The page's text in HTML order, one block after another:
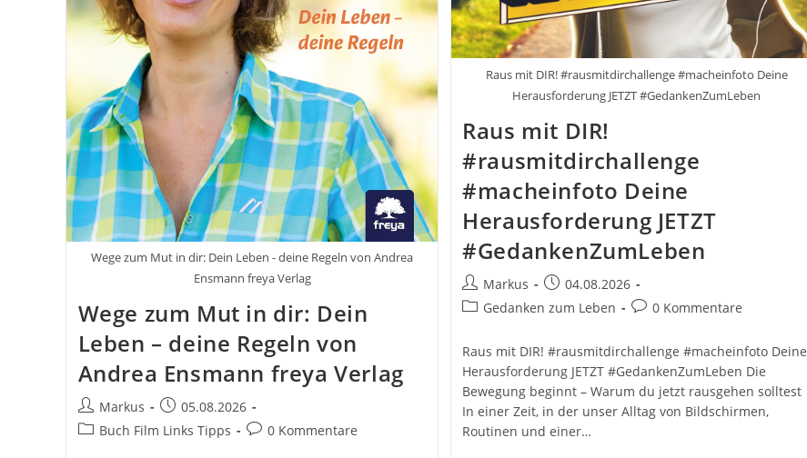
Wege zum Mut in dir: Dein Leben - deine Regeln von Andrea
Ensmann freya Verlag
Wege zum Mut in dir: Dein
Leben – deine Regeln von
Andrea Ensmann freya Verlag
Beitrags-
Autor:
Markus
Beitrag
veröffentlicht:
05.08.2026
Beitrags-
Buch Film Links Tipps
Beitrags-
0 Kommentare
Raus mit DIR! #rausmitdirchallenge #macheinfoto Deine
Herausforderung JETZT #GedankenZumLeben
Raus mit DIR!
#rausmitdirchallenge
#macheinfoto Deine
Herausforderung JETZT
#GedankenZumLeben
Beitrags-
Autor:
Markus
Beitrag
veröffentlicht:
04.08.2026
Beitrags-
Gedanken zum Leben
Beitrags-
0 Kommentare
Raus mit DIR! #rausmitdirchallenge #macheinfoto Deine
Herausforderung JETZT #GedankenZumLeben Die
Bewegung beginnt – Warum du jetzt rausgehen solltest
In einer Zeit, in der unser Alltag von Bildschirmen,
Routinen und einer…